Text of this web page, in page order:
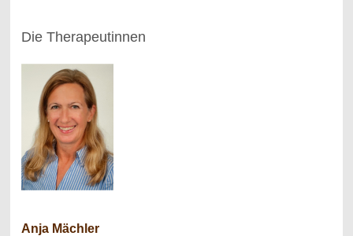
Die Therapeutinnen
Anja Mächler